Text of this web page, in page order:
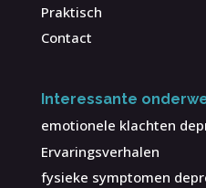
Praktisch
Contact
Interessante
emotionele klachten
Ervaringsverhalen
fysieke symptomen